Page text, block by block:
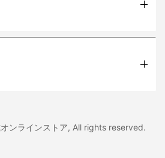
ンラインストア, All rights reserved.